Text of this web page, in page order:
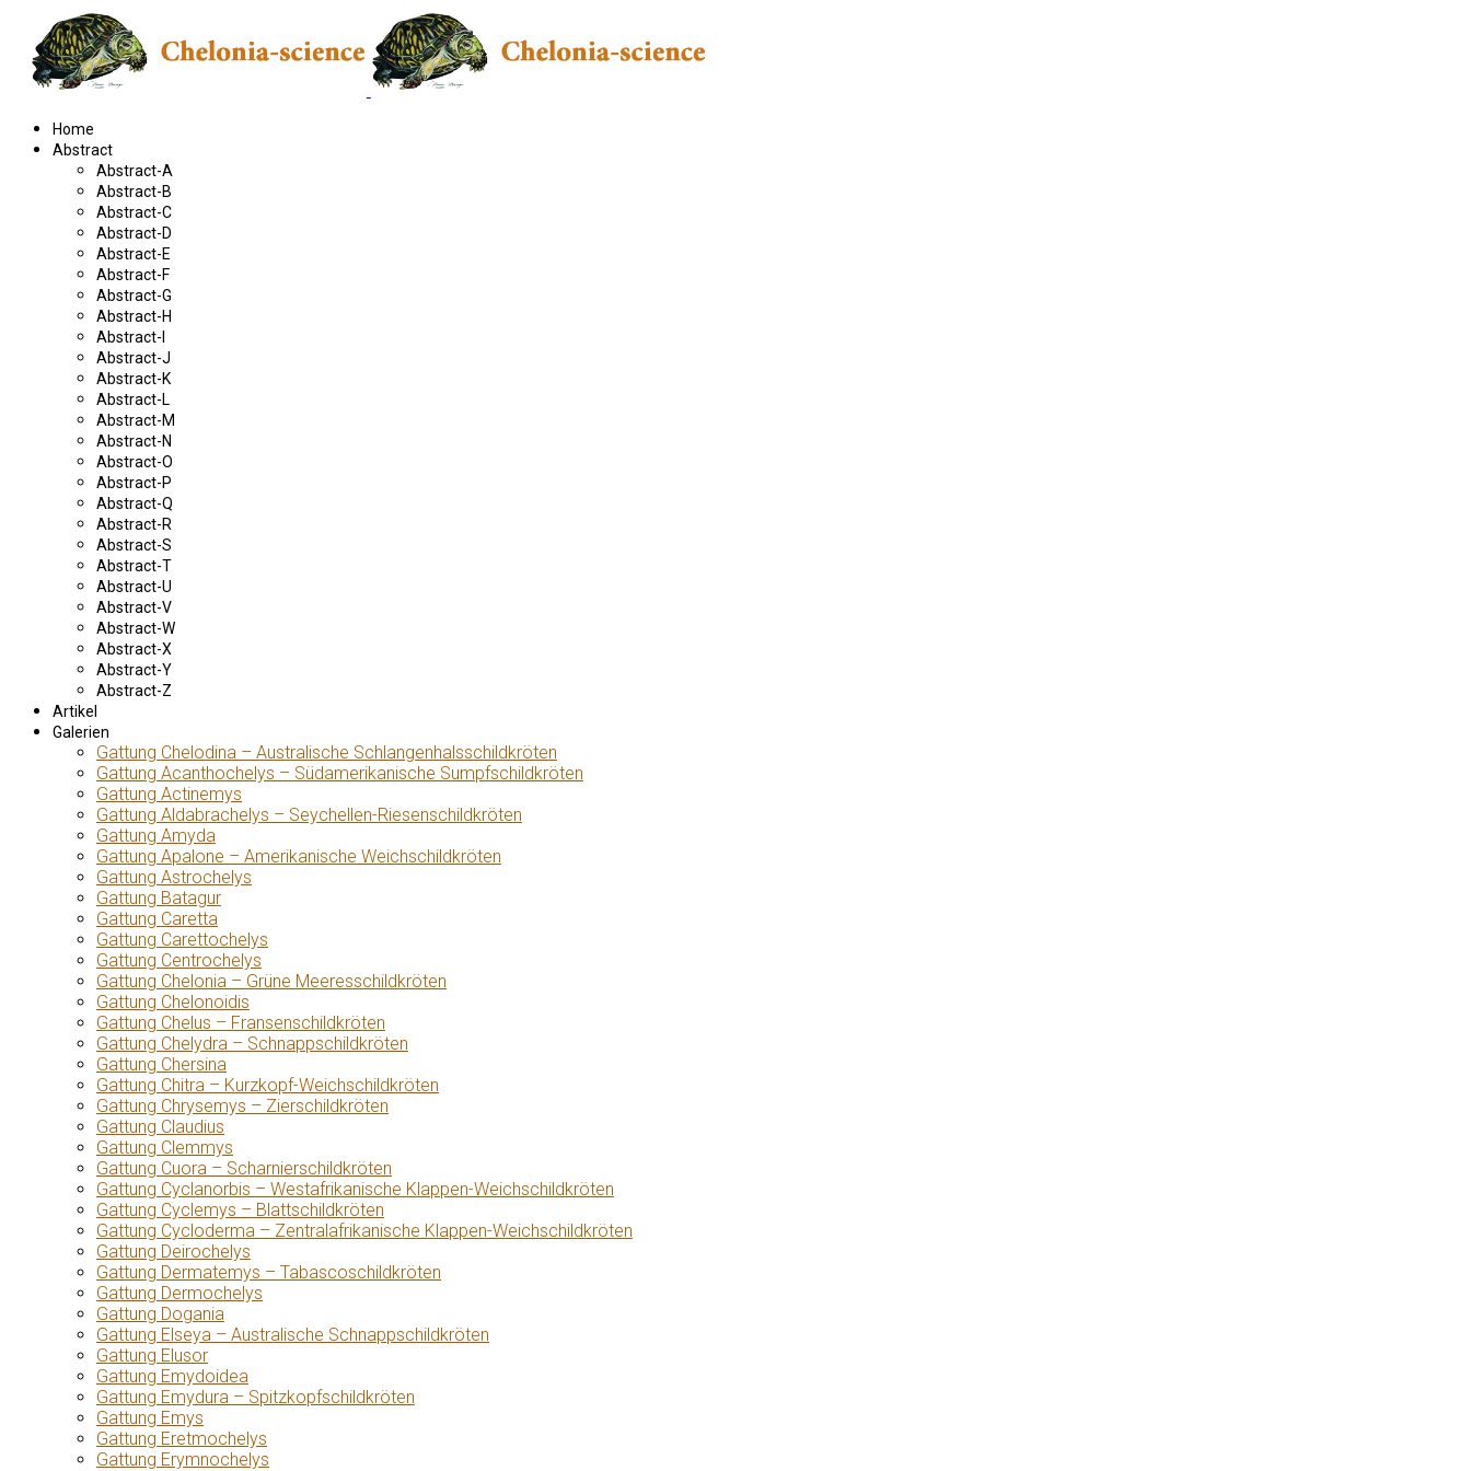
Home
Abstract
Abstract-A
Abstract-B
Abstract-C
Abstract-D
Abstract-E
Abstract-F
Abstract-G
Abstract-H
Abstract-I
Abstract-J
Abstract-K
Abstract-L
Abstract-M
Abstract-N
Abstract-O
Abstract-P
Abstract-Q
Abstract-R
Abstract-S
Abstract-T
Abstract-U
Abstract-V
Abstract-W
Abstract-X
Abstract-Y
Abstract-Z
Artikel
Galerien
Gattung Chelodina – Australische Schlangenhalsschildkröten
Gattung Acanthochelys – Südamerikanische Sumpfschildkröten
Gattung Actinemys
Gattung Aldabrachelys – Seychellen-Riesenschildkröten
Gattung Amyda
Gattung Apalone – Amerikanische Weichschildkröten
Gattung Astrochelys
Gattung Batagur
Gattung Caretta
Gattung Carettochelys
Gattung Centrochelys
Gattung Chelonia – Grüne Meeresschildkröten
Gattung Chelonoidis
Gattung Chelus – Fransenschildkröten
Gattung Chelydra – Schnappschildkröten
Gattung Chersina
Gattung Chitra – Kurzkopf-Weichschildkröten
Gattung Chrysemys – Zierschildkröten
Gattung Claudius
Gattung Clemmys
Gattung Cuora – Scharnierschildkröten
Gattung Cyclanorbis – Westafrikanische Klappen-Weichschildkröten
Gattung Cyclemys – Blattschildkröten
Gattung Cycloderma – Zentralafrikanische Klappen-Weichschildkröten
Gattung Deirochelys
Gattung Dermatemys – Tabascoschildkröten
Gattung Dermochelys
Gattung Dogania
Gattung Elseya – Australische Schnappschildkröten
Gattung Elusor
Gattung Emydoidea
Gattung Emydura – Spitzkopfschildkröten
Gattung Emys
Gattung Eretmochelys
Gattung Erymnochelys